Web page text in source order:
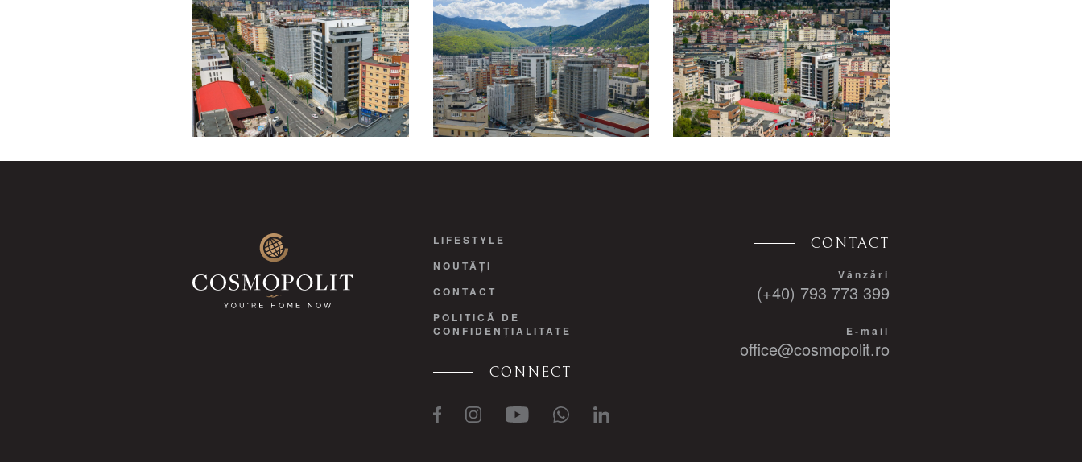
LIFESTYLE
NOUTĂȚI
CONTACT
POLITICĂ DE
CONFIDENȚIALITATE
CONNECT
CONTACT
Vânzări
(+40) 793 773 399
E-mail
office@cosmopolit.ro